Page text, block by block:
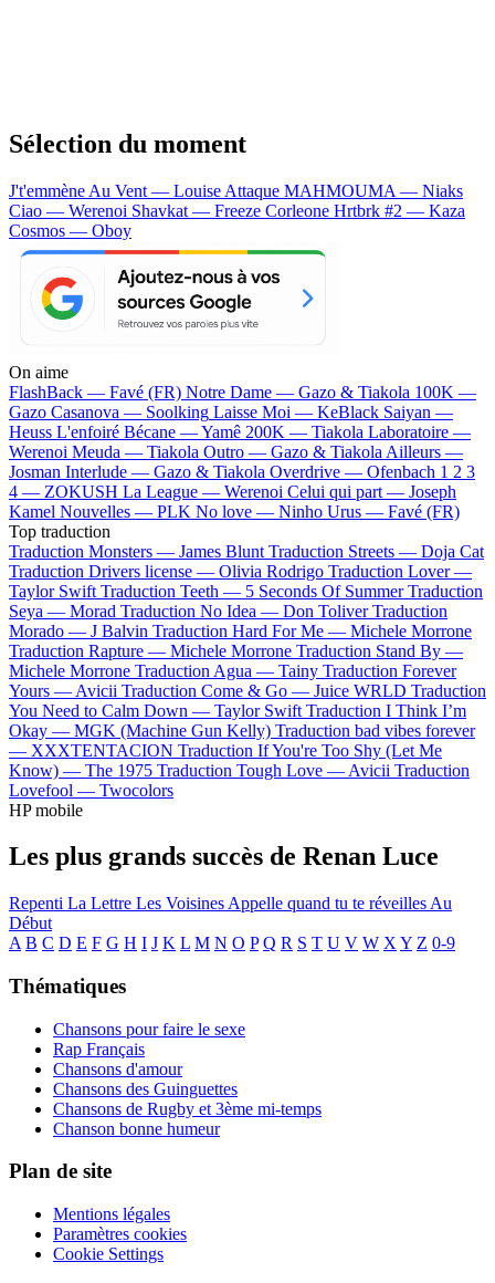
Sélection du moment
J't'emmène Au Vent — Louise Attaque MAHMOUMA — Niaks
Ciao — Werenoi Shavkat — Freeze Corleone Hrtbrk #2 — Kaza
Cosmos — Oboy
On aime
FlashBack — Favé (FR) Notre Dame — Gazo & Tiakola 100K —
Gazo Casanova — Soolking Laisse Moi — KeBlack Saiyan —
Heuss L'enfoiré Bécane —Yamê 200K — Tiakola Laboratoire —
Werenoi Meuda — Tiakola Outro — Gazo & Tiakola Ailleurs —
Josman Interlude — Gazo & Tiakola Overdrive — Ofenbach 1 2 3
4 — ZOKUSH La League — Werenoi Celui qui part — Joseph
Kamel Nouvelles — PLK No love — Ninho Urus — Favé (FR)
Top traduction
Traduction Monsters — James Blunt Traduction Streets — Doja Cat
Traduction Drivers license — Olivia Rodrigo Traduction Lover —
Taylor Swift Traduction Teeth — 5 Seconds Of Summer Traduction
Seya — Morad Traduction No Idea — Don Toliver Traduction
Morado — J Balvin Traduction Hard For Me — Michele Morrone
Traduction Rapture — Michele Morrone Traduction Stand By —
Michele Morrone Traduction Agua — Tainy Traduction Forever
Yours — Avicii Traduction Come & Go — Juice WRLD Traduction
You Need to Calm Down — Taylor Swift Traduction I Think I’m
Okay — MGK (Machine Gun Kelly) Traduction bad vibes forever
— XXXTENTACION Traduction If You're Too Shy (Let Me
Know) — The 1975 Traduction Tough Love — Avicii Traduction
Lovefool — Twocolors
HP mobile
Les plus grands succès de Renan Luce
Repenti La Lettre Les Voisines Appelle quand tu te réveilles Au
Début
A B C D E F G H I J K L M N O P Q R S T U V W X Y Z 0-9
Thématiques
Chansons pour faire le sexe
Rap Français
Chansons d'amour
Chansons des Guinguettes
Chansons de Rugby et 3ème mi-temps
Chanson bonne humeur
Plan de site
Mentions légales
Paramètres cookies
Cookie Settings